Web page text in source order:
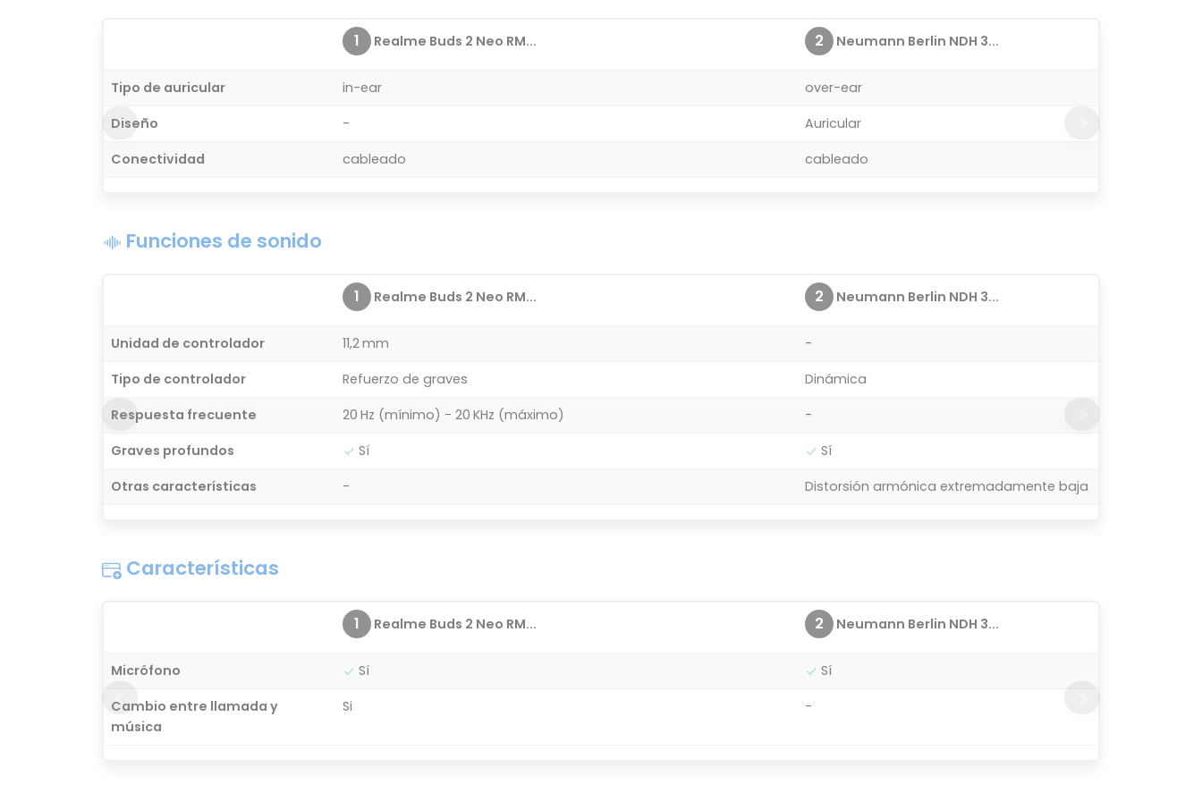
1 Realme Buds 2 Neo RM... 2 Neumann Berlin NDH 3...
Tipo de auricular in-ear
over-ear
Diseño
-
Auricular
Conectividad
cableado cableado
Funciones de sonido
1 Realme Buds 2 Neo RM... 2 Neumann Berlin NDH 3...
Unidad de controlador 11,2 mm
-
Tipo de controlador
Refuerzo de graves
Dinámica
Respuesta frecuente
20 Hz (mínimo) - 20 KHz (máximo)
-
Graves profundos
Sí
Sí
Otras características
- Distorsión armónica extremadamente baja
Características
1 Realme Buds 2 Neo RM... 2 Neumann Berlin NDH 3...
Micrófono Sí
Sí
Cambio entre llamada y
música
Si -